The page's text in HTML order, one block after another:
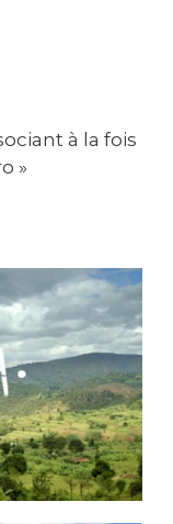
à la fois
»